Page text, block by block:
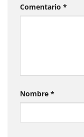
Comentario *
Nombre *